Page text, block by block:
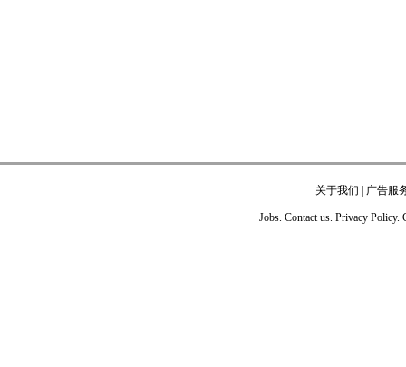
关于我们 广告服
Jobs. Contact us. Privacy